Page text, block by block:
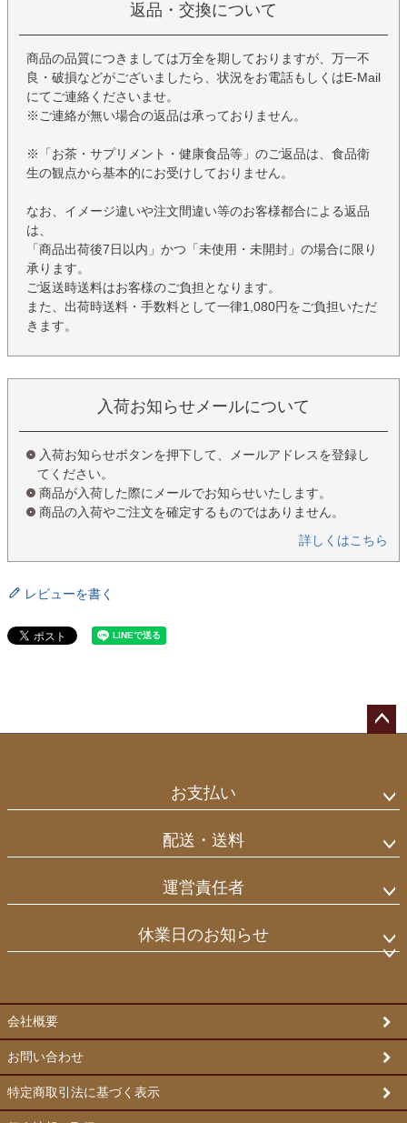
返品・交換について
商品の品質につきましては万全を期しておりますが、万一不
良・破損などがございましたら、状況をお電話もしくはE-Mail
にてご連絡くださいませ。
※ご連絡が無い場合の返品は承っておりません。
※「お茶・サプリメント・健康食品等」のご返品は、食品衛
生の観点から基本的にお受けしておりません。
なお、イメージ違いや注文間違い等のお客様都合による返品
は、
「商品出荷後7日以内」かつ「未使用・未開封」の場合に限り
承ります。
ご返送時送料はお客様のご負担となります。
また、出荷時送料・手数料として一律1,080円をご負担いただ
きます。
入荷お知らせメールについて
入荷お知らせボタンを押下して、メールアドレスを登録し
てください。
商品が入荷した際にメールでお知らせいたします。
商品の入荷やご注文を確定するものではありません。
詳しくはこちら
レビューを書く
お支払い
配送・送料
運営責任者
休業日のお知らせ
会社概要
お問い合わせ
特定商取引法に基づく表示